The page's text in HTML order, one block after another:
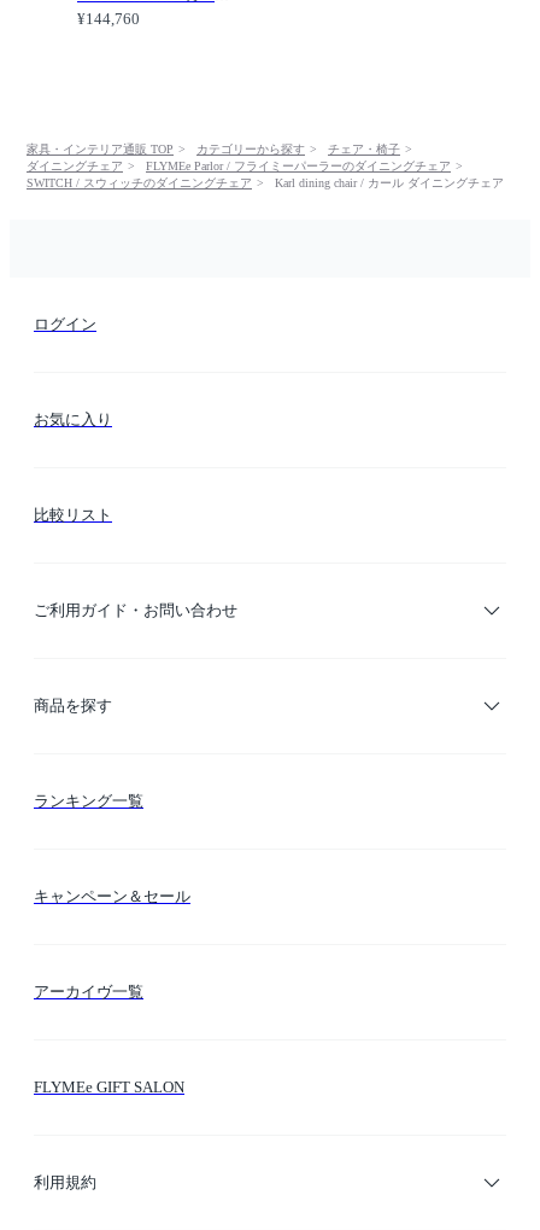
¥144,760
家具・インテリア通販 TOP カテゴリーから探す
チェア・椅子
ダイニングチェア
FLYMEe Parlor / フライミーパーラーのダイニングチェア
SWITCH / スウィッチのダイニングチェア
Karl dining chair / カール ダイニングチェア
ログイン
お気に入り
比較リスト
ご利用ガイド・お問い合わせ
ご利用ガイド
商品を探す
カテゴリー検索
ランキング一覧
キャンペーン＆セール
アーカイヴ一覧
FLYMEe GIFT SALON
利用規約